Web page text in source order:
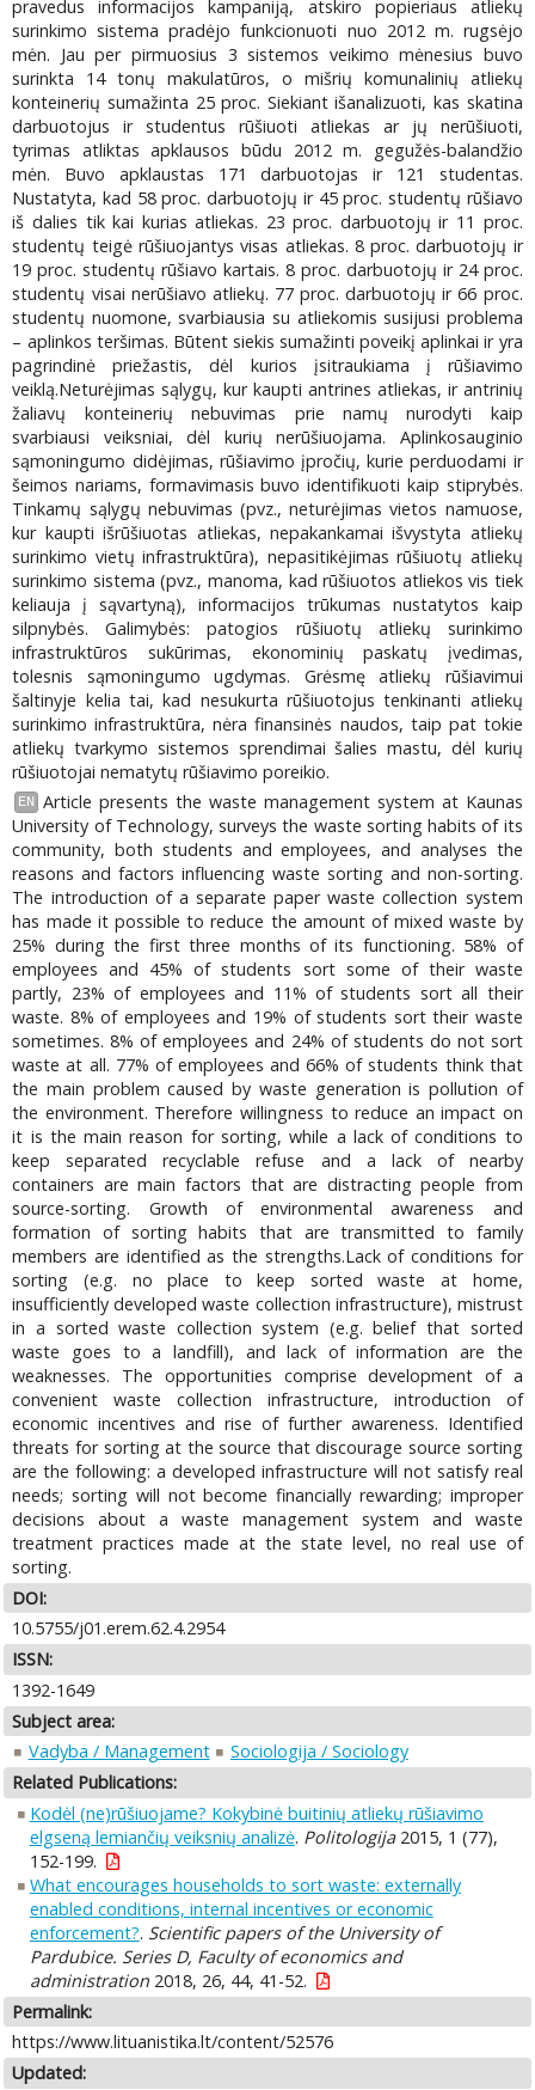
pravedus informacijos kampaniją, atskiro popieriaus atliekų
surinkimo sistema pradėjo funkcionuoti nuo 2012 m. rugsėjo
mėn. Jau per pirmuosius 3 sistemos veikimo mėnesius buvo
surinkta 14 tonų makulatūros, o mišrių komunalinių atliekų
konteinerių sumažinta 25 proc. Siekiant išanalizuoti, kas skatina
darbuotojus ir studentus rūšiuoti atliekas ar jų nerūšiuoti,
tyrimas atliktas apklausos būdu 2012 m. gegužės-balandžio
mėn. Buvo apklaustas 171 darbuotojas ir 121 studentas.
Nustatyta, kad 58 proc. darbuotojų ir 45 proc. studentų rūšiavo
iš dalies tik kai kurias atliekas. 23 proc. darbuotojų ir 11 proc.
studentų teigė rūšiuojantys visas atliekas. 8 proc. darbuotojų ir
19 proc. studentų rūšiavo kartais. 8 proc. darbuotojų ir 24 proc.
studentų visai nerūšiavo atliekų. 77 proc. darbuotojų ir 66 proc.
studentų nuomone, svarbiausia su atliekomis susijusi problema
– aplinkos teršimas. Būtent siekis sumažinti poveikį aplinkai ir yra
pagrindinė priežastis, dėl kurios įsitraukiama į rūšiavimo
veiklą.Neturėjimas sąlygų, kur kaupti antrines atliekas, ir antrinių
žaliavų konteinerių nebuvimas prie namų nurodyti kaip
svarbiausi veiksniai, dėl kurių nerūšiuojama. Aplinkosauginio
sąmoningumo didėjimas, rūšiavimo įpročių, kurie perduodami ir
šeimos nariams, formavimasis buvo identifikuoti kaip stiprybės.
Tinkamų sąlygų nebuvimas (pvz., neturėjimas vietos namuose,
kur kaupti išrūšiuotas atliekas, nepakankamai išvystyta atliekų
surinkimo vietų infrastruktūra), nepasitikėjimas rūšiuotų atliekų
surinkimo sistema (pvz., manoma, kad rūšiuotos atliekos vis tiek
keliauja į sąvartyną), informacijos trūkumas nustatytos kaip
silpnybės. Galimybės: patogios rūšiuotų atliekų surinkimo
infrastruktūros sukūrimas, ekonominių paskatų įvedimas,
tolesnis sąmoningumo ugdymas. Grėsmę atliekų rūšiavimui
šaltinyje kelia tai, kad nesukurta rūšiuotojus tenkinanti atliekų
surinkimo infrastruktūra, nėra finansinės naudos, taip pat tokie
atliekų tvarkymo sistemos sprendimai šalies mastu, dėl kurių
rūšiuotojai nematytų rūšiavimo poreikio.
EN
Article presents the waste management system at Kaunas
University of Technology, surveys the waste sorting habits of its
community, both students and employees, and analyses the
reasons and factors influencing waste sorting and non-sorting.
The introduction of a separate paper waste collection system
has made it possible to reduce the amount of mixed waste by
25% during the first three months of its functioning. 58% of
employees and 45% of students sort some of their waste
partly, 23% of employees and 11% of students sort all their
waste. 8% of employees and 19% of students sort their waste
sometimes. 8% of employees and 24% of students do not sort
waste at all. 77% of employees and 66% of students think that
the main problem caused by waste generation is pollution of
the environment. Therefore willingness to reduce an impact on
it is the main reason for sorting, while a lack of conditions to
keep separated recyclable refuse and a lack of nearby
containers are main factors that are distracting people from
source-sorting. Growth of environmental awareness and
formation of sorting habits that are transmitted to family
members are identified as the strengths.Lack of conditions for
sorting (e.g. no place to keep sorted waste at home,
insufficiently developed waste collection infrastructure), mistrust
in a sorted waste collection system (e.g. belief that sorted
waste goes to a landfill), and lack of information are the
weaknesses. The opportunities comprise development of a
convenient waste collection infrastructure, introduction of
economic incentives and rise of further awareness. Identified
threats for sorting at the source that discourage source sorting
are the following: a developed infrastructure will not satisfy real
needs; sorting will not become financially rewarding; improper
decisions about a waste management system and waste
treatment practices made at the state level, no real use of
sorting.
DOI:
10.5755/j01.erem.62.4.2954
ISSN:
1392-1649
Subject area:
Vadyba / Management
Sociologija / Sociology
Related Publications:
Kodėl (ne)rūšiuojame? Kokybinė buitinių atliekų rūšiavimo
elgseną lemiančių veiksnių analizė. Politologija2015, 1 (77),
152-199.
What encourages households to sort waste: externally
enabled conditions, internal incentives or economic
enforcement?. Scientific papers of the University of
Pardubice. Series D, Faculty of economics and
administration2018, 26, 44, 41-52.
Permalink:
https://www.lituanistika.lt/content/52576
Updated: